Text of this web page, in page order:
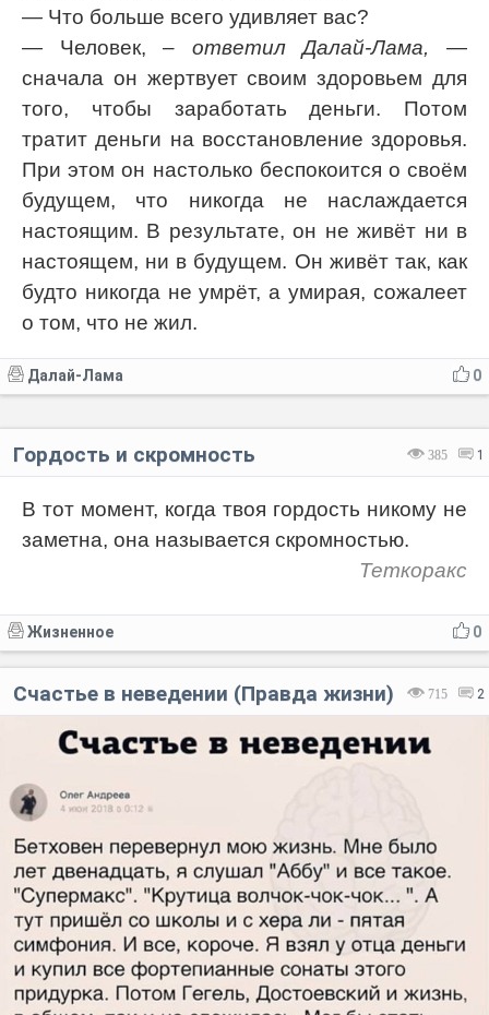
— Что больше всего удивляет вас?
— Человек, – ответил Далай-Лама,
—
сначала он жертвует своим здоровьем для
того, чтобы заработать деньги. Потом
тратит деньги на восстановление здоровья.
При этом он настолько беспокоится о своём
будущем, что никогда не наслаждается
настоящим. В результате, он не живёт ни в
настоящем, ни в будущем. Он живёт так, как
будто никогда не умрёт, а умирая, сожалеет
о том, что не жил.
0
Далай-Лама
385 1
Гордость и скромность
В тот момент, когда твоя гордость никому не
заметна, она называется скромностью.
Теткоракс
0
Жизненное
715 2
Счастье в неведении (Правда жизни)